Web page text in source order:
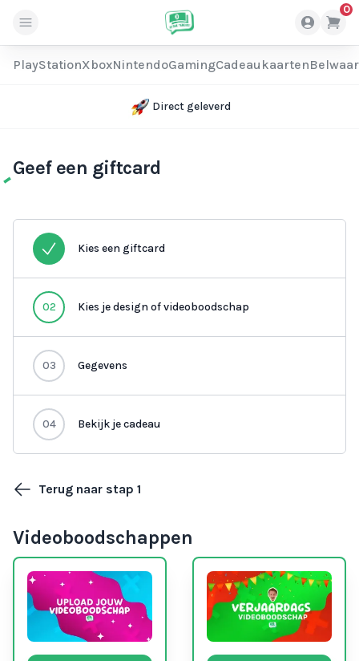
0
PlayStationXboxNintendoGamingCadeaukaarten
Direct geleverd
Geef een giftcard
Kies een giftcard
02 Kies je design of videoboodschap
03 Gegevens
04 Bekijk je cadeau
Terug naar stap 1
Videoboodschappen